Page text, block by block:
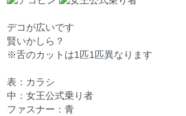
デコが広いです
賢いかしら？
※舌のカットは1匹1匹異なります
表：カラシ
中：女王公式乗り者
ファスナー：青